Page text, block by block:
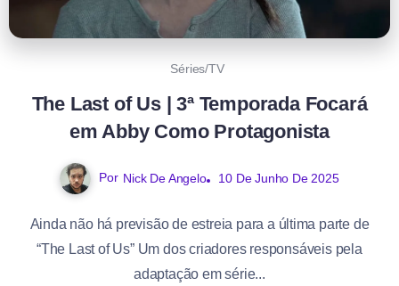
Séries/TV
The Last of Us | 3ª Temporada Focará
em Abby Como Protagonista
Por Nick De Angelo 10 De Junho De 2025
Ainda não há previsão de estreia para a última parte de
“The Last of Us” Um dos criadores responsáveis pela
adaptação em série...